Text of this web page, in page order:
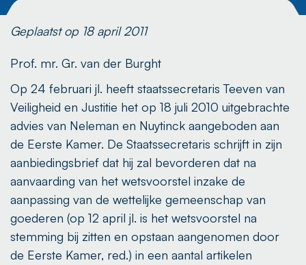
Geplaatst op 18 april 2011
Prof. mr. Gr. van der Burght
Op 24 februari jl. heeft staatssecretaris Teeven van
Veiligheid en Justitie het op 18 juli 2010 uitgebrachte
advies van Neleman en Nuytinck aangeboden aan
de Eerste Kamer. De Staatssecretaris schrijft in zijn
aanbiedingsbrief dat hij zal bevorderen dat na
aanvaarding van het wetsvoorstel inzake de
aanpassing van de wettelijke gemeenschap van
goederen (op 12 april jl. is het wetsvoorstel na
stemming bij zitten en opstaan aangenomen door
de Eerste Kamer, red.) in een aantal artikelen